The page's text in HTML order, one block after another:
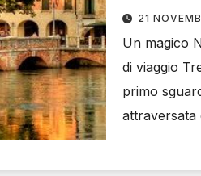
21
Un magico
di viaggio
primo
attraversata